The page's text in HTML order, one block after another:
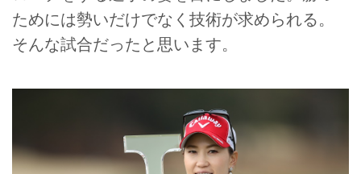
ためには勢いだけでなく技術が求められる。
そんな試合だったと思います。